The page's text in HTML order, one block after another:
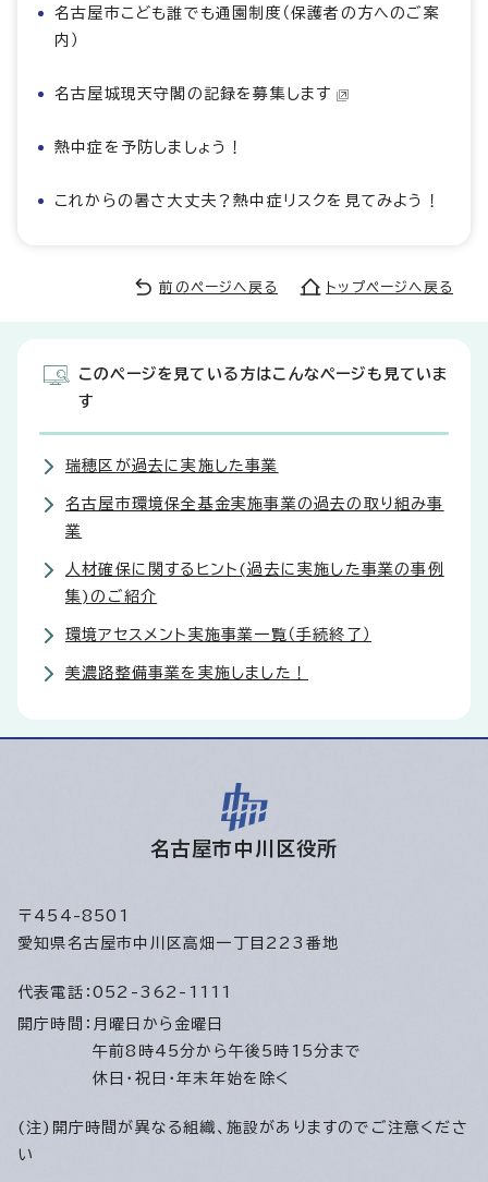
名古屋市こども誰でも通園制度（保護者の方へのご案
内）
名古屋城現天守閣の記録を募集します
熱中症を予防しましょう！
これからの暑さ大丈夫？熱中症リスクを見てみよう！
前のページへ戻る トップページへ戻る
このページを見ている方はこんなページも見ていま
す
瑞穂区が過去に実施した事業
名古屋市環境保全基金実施事業の過去の取り組み事
業
人材確保に関するヒント(過去に実施した事業の事例
集)のご紹介
環境アセスメント実施事業一覧（手続終了）
美濃路整備事業を実施しました！
名古屋市中川区役所
〒454-8501
愛知県名古屋市中川区高畑一丁目223番地
代表電話： 052-362-1111
開庁時間： 月曜日から金曜日
午前8時45分から午後5時15分まで
休日・祝日・年末年始を除く
(注)開庁時間が異なる組織、施設がありますのでご注意くださ
い